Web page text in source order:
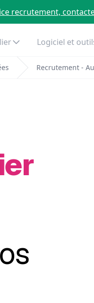
recrutement,
Logiciel et
Recrutement -